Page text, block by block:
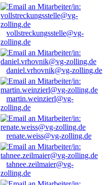
vollstreckungsstelle@vg-
zolling.de
daniel.vrhovnik@vg-zolling.de
martin.weinzierl@vg-
zolling.de
renate.weiss@vg-zolling.de
tahnee.zeilmaier@vg-
zolling.de